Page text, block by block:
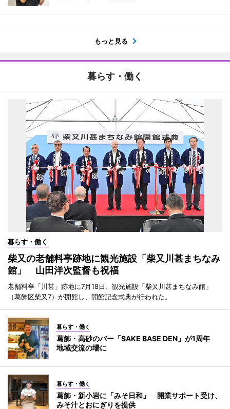
もっと見る
暮らす・働く
暮らす・働く
柴又の老舗料亭跡地に観光施設「柴又川甚まちなみ
館」 山田洋次監督も祝福
老舗料亭「川甚」跡地に7月18日、観光施設「柴又川甚まちなみ館」
（葛飾区柴又7）が開館し、開館記念式典が行われた。
暮らす・働く
葛飾・高砂のバー「SAKE BASE DEN」が1周年
地域交流の場に
暮らす・働く
葛飾・新小岩に「みそ日和」 開業サポート受け、
みそ汁とおにぎりを提供